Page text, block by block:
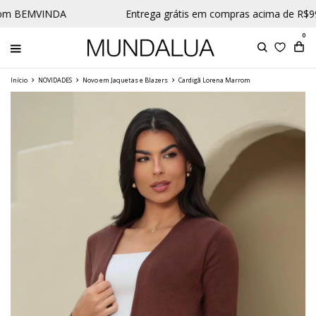
BEMVINDA Entrega grátis em compras acima de R$99
0
Início NOVIDADES Novo em Jaquetas e Blazers Cardigã Lorena Marrom